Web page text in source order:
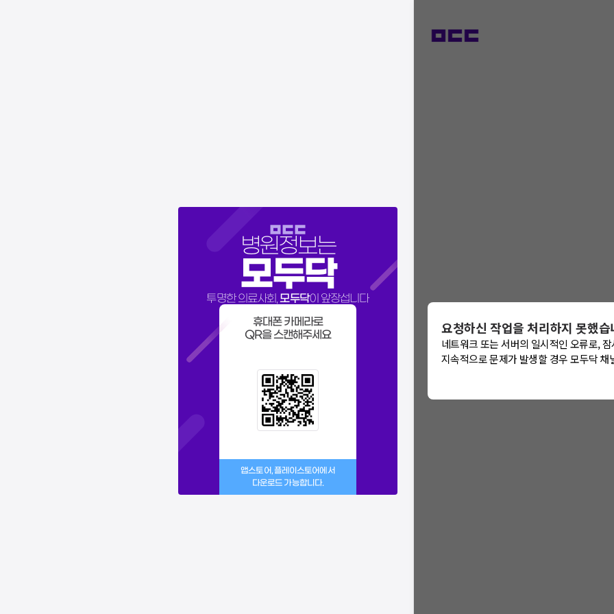
병원정보는
모두닥
투명한 의료사회,모두닥이 앞장섭니다
휴대폰 카메라로
QR을 스캔해주세요
앱스토어, 플레이스토어에서
다운로드 가능합니다.
: 에러가 발생했습
문제가 지속적으로 발생할 경
을 통해 문의해주세
요청하신 작업을 처리하지 못했습
네트워크 또는 서버의 일시적인 오류로,
지속적으로 문제가 발생할 경우 모두닥 채